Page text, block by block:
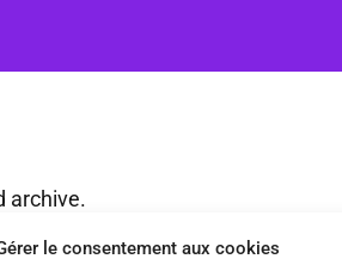
le consentement aux cookies
archive.